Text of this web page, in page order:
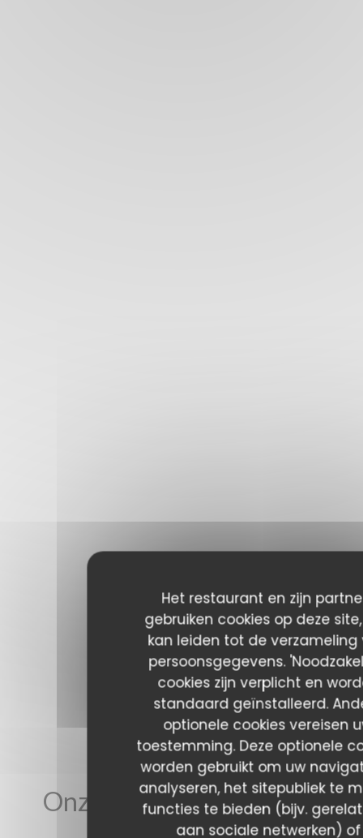
Het restaurant en zijn
gebruiken cookies op deze
kan leiden tot de verzameling
persoonsgegevens.
cookies zijn verplicht en
standaard geïnstalleerd.
optionele cookies vereisen
toestemming. Deze optionele
worden gebruikt om uw
analyseren, het sitepubliek te
functies te bieden (bijv.
aan sociale netwerken) of
Onze gastbeoordelingen